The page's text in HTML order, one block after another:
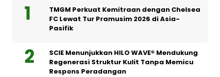
TMGM Perkuat Kemitraan dengan Chelsea
FC Lewat Tur Pramusim 2026 di Asia-
Pasifik
SCIE Menunjukkan HILO WAVE® Mendukung
Regenerasi Struktur Kulit Tanpa Memicu
Respons Peradangan